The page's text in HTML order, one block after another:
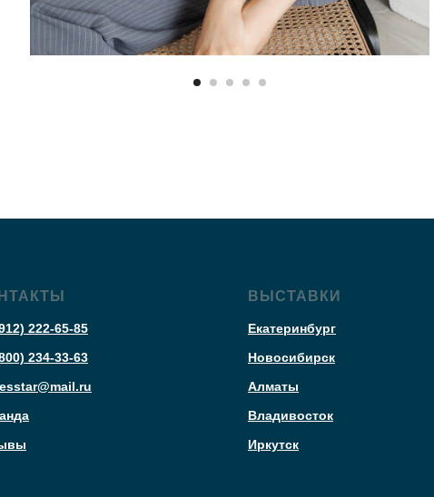
222-65-85
234-33-63
ВЫСТАВКИ
Екатеринбург
Новосибирск
Алматы
Владивосток
Иркутск